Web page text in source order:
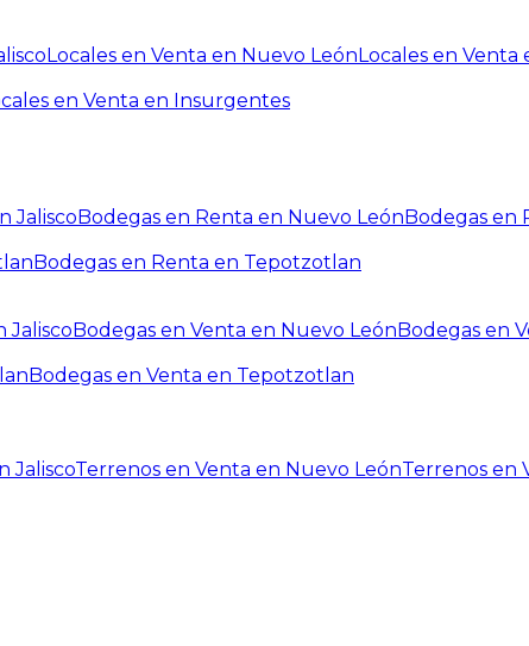
Locales en Venta en Nuevo LeónLocales en
en Venta en Insurgentes
JaliscoBodegas en Renta en Nuevo LeónBodegas en
Bodegas en Renta en Tepotzotlan
JaliscoBodegas en Venta en Nuevo LeónBodegas en
Bodegas en Venta en Tepotzotlan
JaliscoTerrenos en Venta en Nuevo LeónTerrenos en